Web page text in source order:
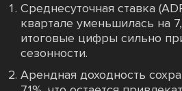
Среднесуточная ставка
квартале уменьшилась на
итоговые цифры сильно
сезонности.
Арендная доходность